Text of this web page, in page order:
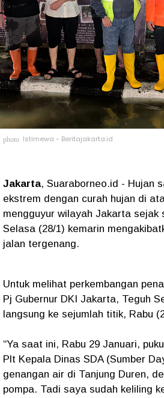
photo Istimewa - Beritajakarta.id
Jakarta, Suaraborneo.id - Hujan
ekstrem dengan curah hujan di
mengguyur wilayah Jakarta sejak
Selasa (28/1) kemarin
jalan tergenang.
Untuk melihat perkembangan
Pj Gubernur DKI Jakarta, Teguh
langsung ke sejumlah titik, Rabu
“Ya saat ini, Rabu 29 Januari,
Plt Kepala Dinas SDA (Sumber
genangan air di Tanjung Duren,
pompa. Tadi saya sudah keliling